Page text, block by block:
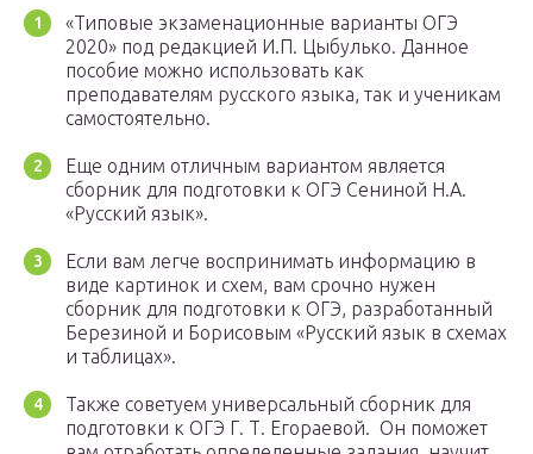
«Типовые экзаменационные варианты ОГЭ
2020» под редакцией И.П. Цыбулько. Данное
пособие можно использовать как
преподавателям русского языка, так и ученикам
самостоятельно.
Еще одним отличным вариантом является
сборник для подготовки к ОГЭ Сениной Н.А.
«Русский язык».
Если вам легче воспринимать информацию в
виде картинок и схем, вам срочно нужен
сборник для подготовки к ОГЭ, разработанный
Березиной и Борисовым «Русский язык в схемах
и таблицах».
Также советуем универсальный сборник для
подготовки к ОГЭ Г. Т. Егораевой. Он поможет